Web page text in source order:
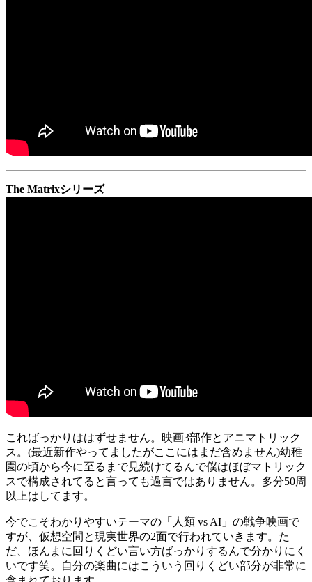
The Matrixシリーズ
こればっかりははずせません。映画3部作とアニマトリック
ス。(最近新作やってましたがここにはまだ含めません)幼稚
園の頃から今に至るまで見続けてるんで僕はほぼマトリック
スで構成されてると言っても過言ではありません。多分50周
以上はしてます。
今でこそわかりやすいテーマの「人類 vs AI」の戦争映画で
すが、仮想空間と現実世界の2面で行われていきます。た
だ、ほんまに回りくどい言い方ばっかりするんで分かりにく
いです笑。自分の楽曲にはこういう回りくどい部分が非常に